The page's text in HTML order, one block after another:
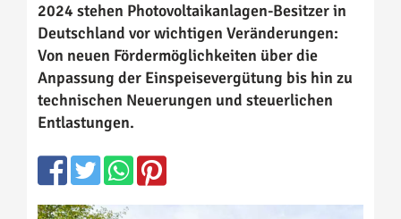
2024 stehen Photovoltaikanlagen-Besitzer in
Deutschland vor wichtigen Veränderungen:
Von neuen Fördermöglichkeiten über die
Anpassung der Einspeisevergütung bis hin zu
technischen Neuerungen und steuerlichen
Entlastungen.